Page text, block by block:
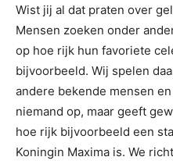
Wist jij al dat praten over
Mensen zoeken onder
op hoe rijk hun favoriete
bijvoorbeeld. Wij spelen
andere bekende mensen
niemand op, maar geeft
hoe rijk bijvoorbeeld een
Koningin Maxima is. We